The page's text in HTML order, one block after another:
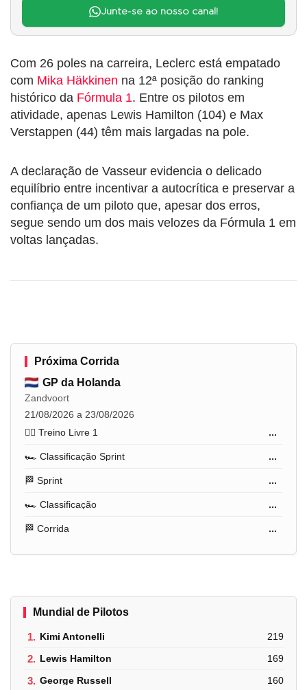
Junte-se ao nosso canal!
Com 26 poles na carreira, Leclerc está empatado
com Mika Häkkinen na 12ª posição do ranking
histórico da Fórmula 1. Entre os pilotos em
atividade, apenas Lewis Hamilton (104) e Max
Verstappen (44) têm mais largadas na pole.
A declaração de Vasseur evidencia o delicado
equilíbrio entre incentivar a autocrítica e preservar a
confiança de um piloto que, apesar dos erros,
segue sendo um dos mais velozes da Fórmula 1 em
voltas lançadas.
Próxima Corrida
GP da Holanda
Zandvoort
21/08/2026 a 23/08/2026
🏋️‍♂️ Treino Livre 1
...
🏎️ Classificação Sprint ...
🏁 Sprint ...
🏎️ Classificação ...
🏁 Corrida ...
Mundial de Pilotos
1. Kimi Antonelli 219
2. Lewis Hamilton 169
3. George Russell 160